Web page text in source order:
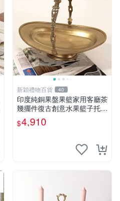
新穎禮物百貨 40
印度純銅果盤果籃家用客廳茶
幾擺件復古創意水果籃子托盤
擺件
$4,910